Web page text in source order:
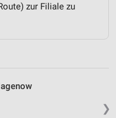
zur Filiale zu
❯